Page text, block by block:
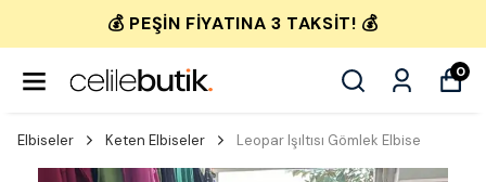
💰 PEŞIN FIYATINA 3 TAKSIT! 💰
0
Elbiseler Keten Elbiseler Leopar Işıltısı Gömlek Elbise